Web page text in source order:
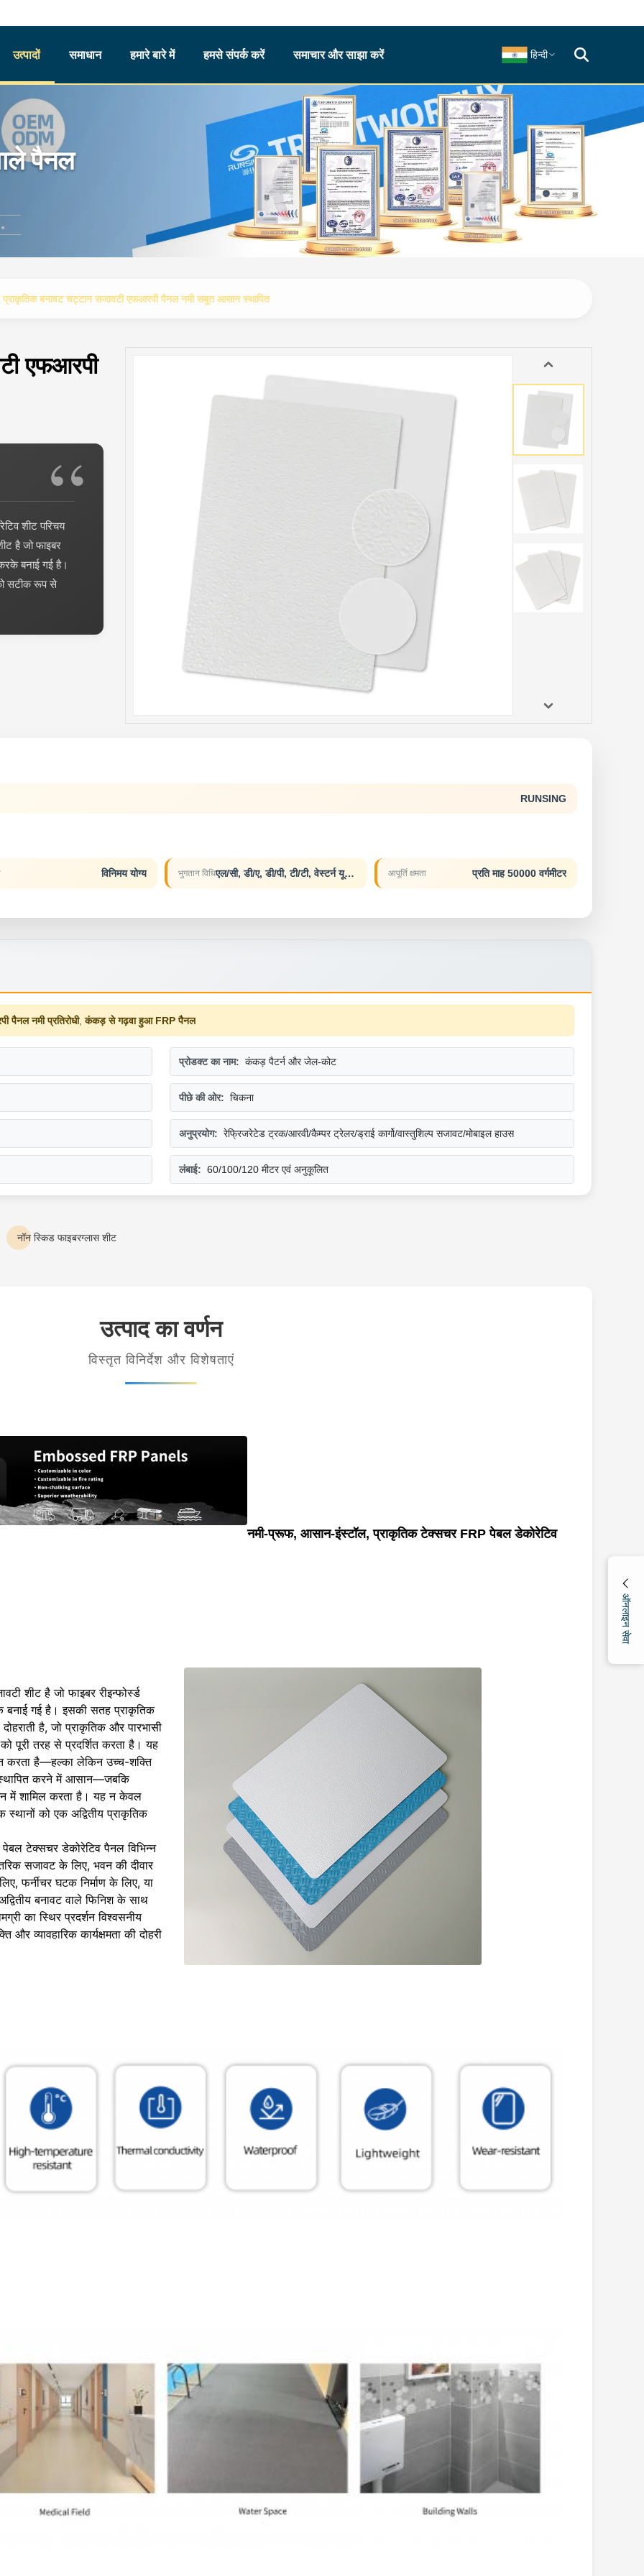
उत्पादों समाधान हमारे बारे में हमसे संपर्क करें समाचार और साझा करें हिन्दी
ऑनलाइन सेवा
पैनल
प्राकृतिक बनावट चट्टान सजावटी एफआरपी पैनल नमी सबूत आसान स्थापित
एफआरपी
शीट परिचय
है जो फाइबर
बनाई गई है।
सटीक रूप से
RUNSING
विनिमय योग्य भुगतान विधि एल/सी, डी/ए, डी/पी, टी/टी, वेस्टर्न यूनियन आपूर्ति क्षमता प्रति माह 50000 वर्गमीटर
पैनल नमी प्रतिरोधी,कंकड़ से गढ़वा हुआ FRP पैनल
प्रोडक्ट का नाम: कंकड़ पैटर्न और जेल-कोट
पीछे की ओर: चिकना
अनुप्रयोग: रेफ्रिजरेटेड ट्रक/आरवी/कैम्पर ट्रेलर/ड्राई कार्गो/वास्तुशिल्प सजावट/मोबाइल हाउस
लंबाई: 60/100/120 मीटर एवं अनुकूलित
नॉन स्किड फाइबरग्लास शीट
उत्पाद का वर्णन
विस्तृत विनिर्देश और विशेषताएं
नमी-प्रूफ, आसान-इंस्टॉल, प्राकृतिक टेक्सचर FRP पेबल डेकोरेटिव
शीट है जो फाइबर रीइन्फोर्स्ड
बनाई गई है। इसकी सतह प्राकृतिक
है, जो प्राकृतिक और पारभासी
पूरी तरह से प्रदर्शित करता है। यह
करता है—हल्का लेकिन उच्च-शक्ति
स्थापित करने में आसान—जबकि
में शामिल करता है। यह न केवल
स्थानों को एक अद्वितीय प्राकृतिक
टेक्सचर डेकोरेटिव पैनल विभिन्न
सजावट के लिए, भवन की दीवार
फर्नीचर घटक निर्माण के लिए, या
बनावट वाले फिनिश के साथ
का स्थिर प्रदर्शन विश्वसनीय
और व्यावहारिक कार्यक्षमता की दोहरी